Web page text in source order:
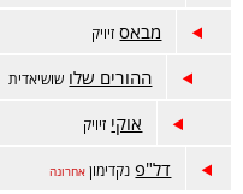
מבאס זיויק
ההורים שלו שושיאדית
אוקי זיויק
דל"פ נקדימון אחרונה